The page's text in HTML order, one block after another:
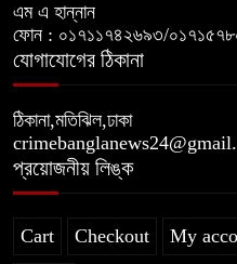
এম এ হান্নান
ফোন : ০১৭১১৭৪২৬৯৩/
যোগাযোগের ঠিকানা
ঠিকানা,মতিঝিল,ঢাকা
প্রয়োজনীয় লিঙ্ক
Cart Checkout My